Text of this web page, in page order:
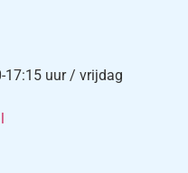
17:15 uur / vrijdag